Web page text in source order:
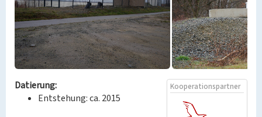
Kooperationspartner
Datierung:
Entstehung: ca. 2015